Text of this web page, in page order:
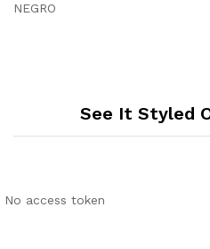
NEGRO
See It Styled
No access token